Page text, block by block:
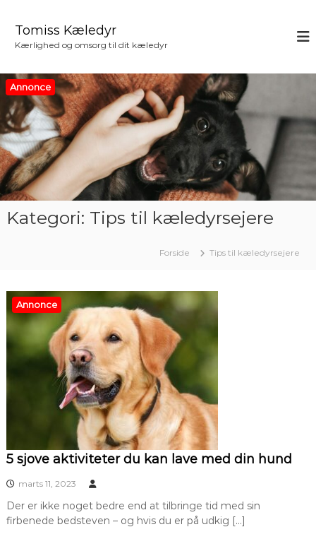
i
n
d
h
o
Tomiss Kæledyr
Kærlighed og omsorg til dit kæledyr
Annonce
Kategori: Tips til kæledyrsejere
Forside Tips til kæledyrsejere
Annonce
5 sjove aktiviteter du kan lave med din hund
marts 11, 2023
Der er ikke noget bedre end at tilbringe tid med sin
firbenede bedsteven – og hvis du er på udkig […]